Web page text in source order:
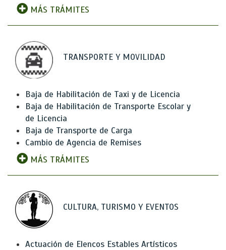
MÁS TRÁMITES
TRANSPORTE Y MOVILIDAD
Baja de Habilitación de Taxi y de Licencia
Baja de Habilitación de Transporte Escolar y
de Licencia
Baja de Transporte de Carga
Cambio de Agencia de Remises
MÁS TRÁMITES
CULTURA, TURISMO Y EVENTOS
Actuación de Elencos Estables Artísticos